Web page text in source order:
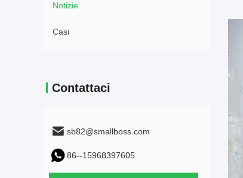
Notizie
Casi
Contattaci
sb82@smallboss.com
86--15968397605